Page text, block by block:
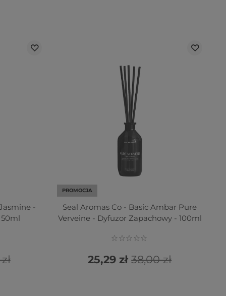
-
PROMOCJA
Seal Aromas Co - Basic Ambar Pure
Verveine - Dyfuzor Zapachowy - 100ml
38,00 zł
25,29 zł